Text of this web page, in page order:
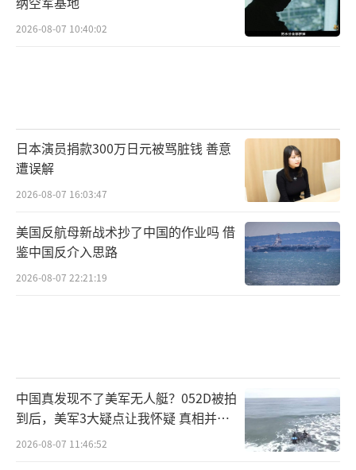
2026-08-07 10:40:02
日本演员捐款300万日元被骂脏钱 善意
遭误解
2026-08-07 16:03:47
美国反航母新战术抄了中国的作业吗 借
鉴中国反介入思路
2026-08-07 22:21:19
中国真发现不了美军无人艇？052D被拍
到后，美军3大疑点让我怀疑 真相并非
如此
2026-08-07 11:46:52